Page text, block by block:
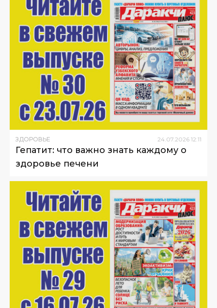
ЗДОРОВЬЕ 24 07 2026 12:11
Гепатит: что важно знать каждому о
здоровье печени